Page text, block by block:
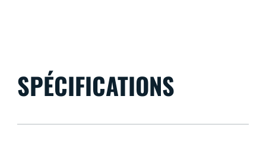
SPÉCIFICATIONS